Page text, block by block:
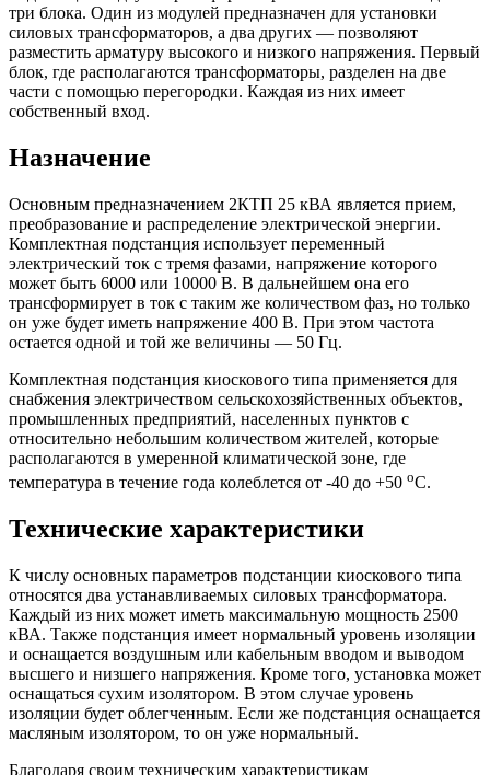
три блока. Один из модулей предназначен для установки
силовых трансформаторов, а два других — позволяют
разместить арматуру высокого и низкого напряжения. Первый
блок, где располагаются трансформаторы, разделен на две
части с помощью перегородки. Каждая из них имеет
собственный вход.
Назначение
Основным предназначением 2КТП 25 кВА является прием,
преобразование и распределение электрической энергии.
Комплектная подстанция использует переменный
электрический ток с тремя фазами, напряжение которого
может быть 6000 или 10000 В. В дальнейшем она его
трансформирует в ток с таким же количеством фаз, но только
он уже будет иметь напряжение 400 В. При этом частота
остается одной и той же величины — 50 Гц.
Комплектная подстанция киоскового типа применяется для
снабжения электричеством сельскохозяйственных объектов,
промышленных предприятий, населенных пунктов с
относительно небольшим количеством жителей, которые
располагаются в умеренной климатической зоне, где
температура в течение года колеблется от -40 до +50 oC.
Технические характеристики
К числу основных параметров подстанции киоскового типа
относятся два устанавливаемых силовых трансформатора.
Каждый из них может иметь максимальную мощность 2500
кВА. Также подстанция имеет нормальный уровень изоляции
и оснащается воздушным или кабельным вводом и выводом
высшего и низшего напряжения. Кроме того, установка может
оснащаться сухим изолятором. В этом случае уровень
изоляции будет облегченным. Если же подстанция оснащается
масляным изолятором, то он уже нормальный.
Благодаря своим техническим характеристикам